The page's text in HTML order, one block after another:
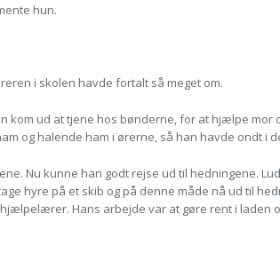
hun.
i skolen havde fortalt så meget om.
kom ud at tjene hos bønderne, for at hjælpe mor
og halende ham i ørerne, så han havde ondt i
Nu kunne han godt rejse ud til hedningene.
hyre på et skib og på denne måde nå ud til
Hans arbejde var at gøre rent i laden